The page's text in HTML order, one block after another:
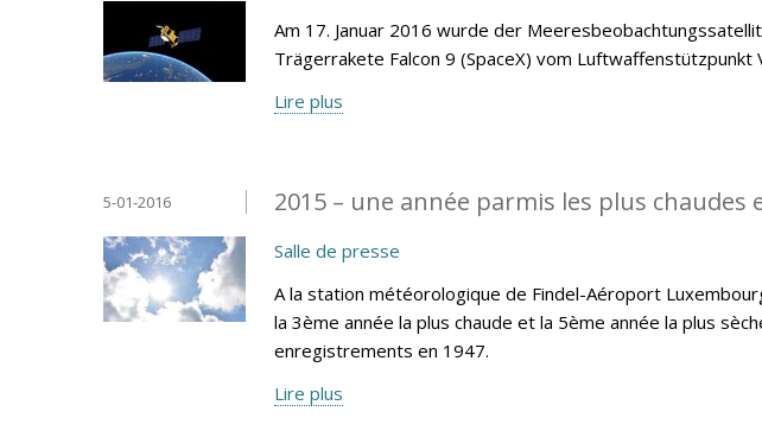
Am 17. Januar 2016 wurde der
Trägerrakete Falcon 9 (SpaceX) vom
Lire plus
2015 – une année parmis les plus chaudes
5-01-2016
Salle de presse
A la station météorologique de Findel-Aéroport
la 3ème année la plus chaude et la 5ème année la plus
enregistrements en 1947.
Lire plus